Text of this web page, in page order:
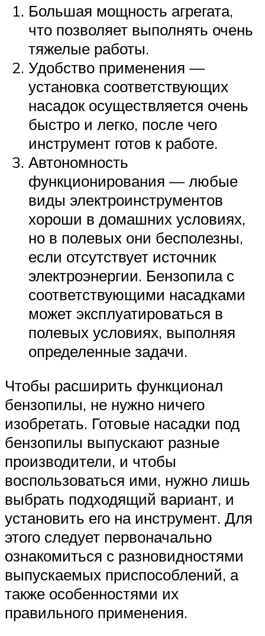
Большая мощность агрегата,
что позволяет выполнять очень
тяжелые работы.
Удобство применения —
установка соответствующих
насадок осуществляется очень
быстро и легко, после чего
инструмент готов к работе.
Автономность
функционирования — любые
виды электроинструментов
хороши в домашних условиях,
но в полевых они бесполезны,
если отсутствует источник
электроэнергии. Бензопила с
соответствующими насадками
может эксплуатироваться в
полевых условиях, выполняя
определенные задачи.
Чтобы расширить функционал
бензопилы, не нужно ничего
изобретать. Готовые насадки под
бензопилы выпускают разные
производители, и чтобы
воспользоваться ими, нужно лишь
выбрать подходящий вариант, и
установить его на инструмент. Для
этого следует первоначально
ознакомиться с разновидностями
выпускаемых приспособлений, а
также особенностями их
правильного применения.